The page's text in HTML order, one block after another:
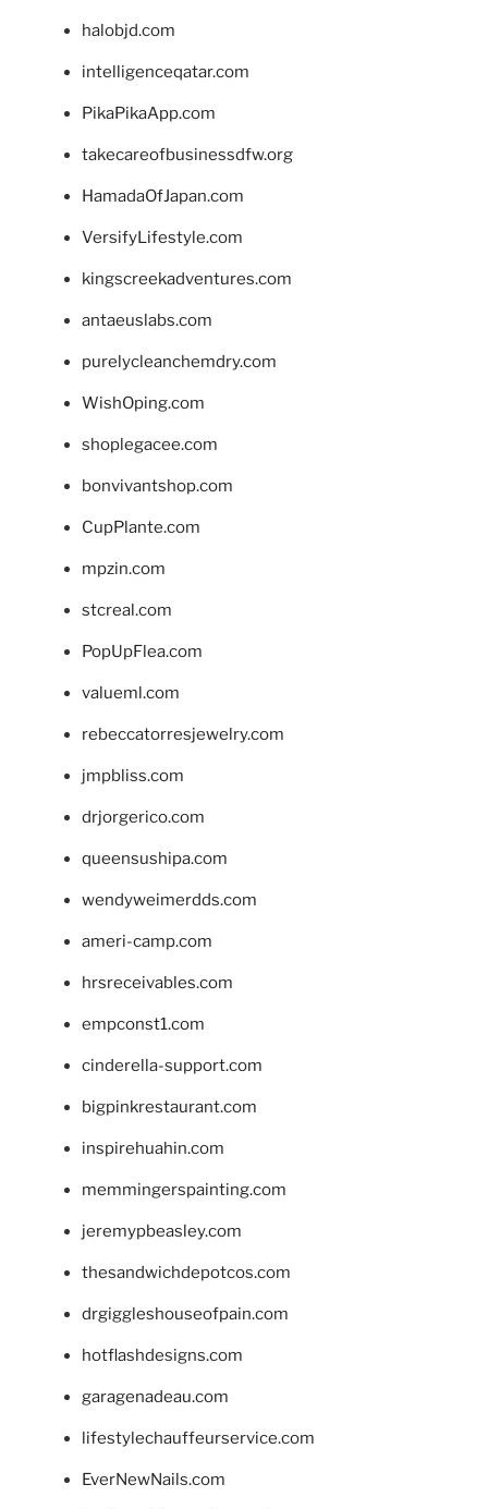
halobjd.com
intelligenceqatar.com
PikaPikaApp.com
takecareofbusinessdfw.org
HamadaOfJapan.com
VersifyLifestyle.com
kingscreekadventures.com
antaeuslabs.com
purelycleanchemdry.com
WishOping.com
shoplegacee.com
bonvivantshop.com
CupPlante.com
mpzin.com
stcreal.com
PopUpFlea.com
valueml.com
rebeccatorresjewelry.com
jmpbliss.com
drjorgerico.com
queensushipa.com
wendyweimerdds.com
ameri-camp.com
hrsreceivables.com
empconst1.com
cinderella-support.com
bigpinkrestaurant.com
inspirehuahin.com
memmingerspainting.com
jeremypbeasley.com
thesandwichdepotcos.com
drgiggleshouseofpain.com
hotflashdesigns.com
garagenadeau.com
lifestylechauffeurservice.com
EverNewNails.com